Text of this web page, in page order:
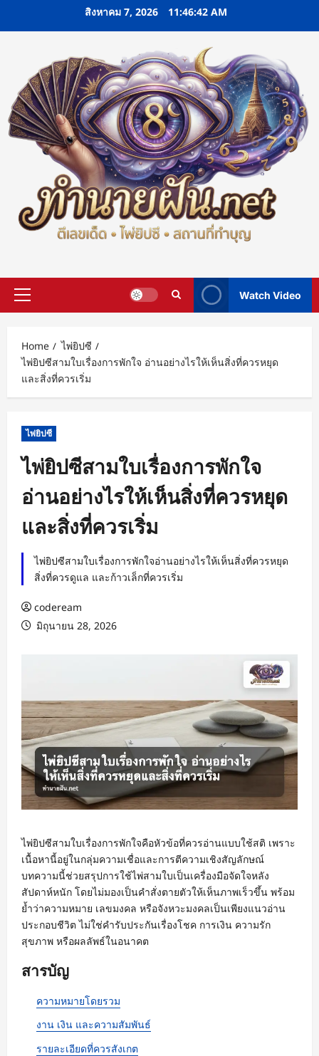
สิงหาคม 7, 2026 11:46:43 AM
Primary
Watch Video
Home
ไพ่ยิปซี
ไพ่ยิปซีสามใบเรื่องการพักใจ อ่านอย่างไรให้เห็นสิ่งที่ควรหยุด
และสิ่งที่ควรเริ่ม
ไพ่ยิปซี
ไพ่ยิปซีสามใบเรื่องการพักใจ
อ่านอย่างไรให้เห็นสิ่งที่ควรหยุด
และสิ่งที่ควรเริ่ม
ไพ่ยิปซีสามใบเรื่องการพักใจอ่านอย่างไรให้เห็นสิ่งที่ควรหยุด
สิ่งที่ควรดูแล และก้าวเล็กที่ควรเริ่ม
codeream
มิถุนายน 28, 2026
ไพ่ยิปซีสามใบเรื่องการพักใจคือหัวข้อที่ควรอ่านแบบใช้สติ เพราะ
เนื้อหานี้อยู่ในกลุ่มความเชื่อและการตีความเชิงสัญลักษณ์
บทความนี้ช่วยสรุปการใช้ไพ่สามใบเป็นเครื่องมือจัดใจหลัง
สัปดาห์หนัก โดยไม่มองเป็นคำสั่งตายตัวให้เห็นภาพเร็วขึ้น พร้อม
ย้ำว่าความหมาย เลขมงคล หรือจังหวะมงคลเป็นเพียงแนวอ่าน
ประกอบชีวิต ไม่ใช่คำรับประกันเรื่องโชค การเงิน ความรัก
สุขภาพ หรือผลลัพธ์ในอนาคต
สารบัญ
ความหมายโดยรวม
งาน เงิน และความสัมพันธ์
รายละเอียดที่ควรสังเกต